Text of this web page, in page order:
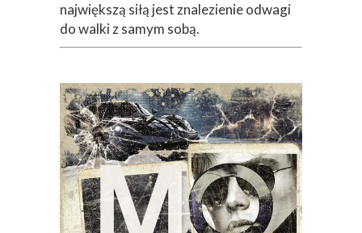
największą siłą jest znalezienie odwagi
do walki z samym sobą.